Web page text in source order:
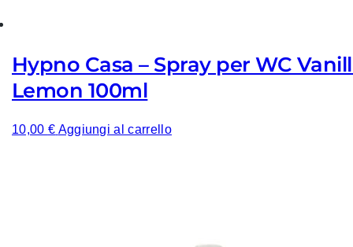
Hypno Casa – Spray per WC
Lemon 100ml
10,00 € Aggiungi al carrello